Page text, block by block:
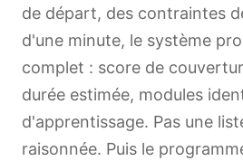
de départ, des contraintes
d'une minute, le système
complet : score de
durée estimée, modules
d'apprentissage. Pas une
raisonnée. Puis le